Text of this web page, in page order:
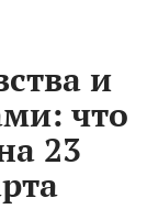
и
что
23